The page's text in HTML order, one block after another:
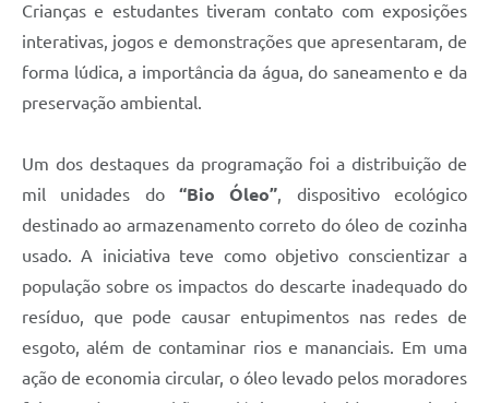
Crianças e estudantes tiveram contato com exposições
interativas, jogos e demonstrações que apresentaram, de
forma lúdica, a importância da água, do saneamento e da
preservação ambiental.
Um dos destaques da programação foi a distribuição de
mil unidades do “Bio Óleo”, dispositivo ecológico
destinado ao armazenamento correto do óleo de cozinha
usado. A iniciativa teve como objetivo conscientizar a
população sobre os impactos do descarte inadequado do
resíduo, que pode causar entupimentos nas redes de
esgoto, além de contaminar rios e mananciais. Em uma
ação de economia circular, o óleo levado pelos moradores